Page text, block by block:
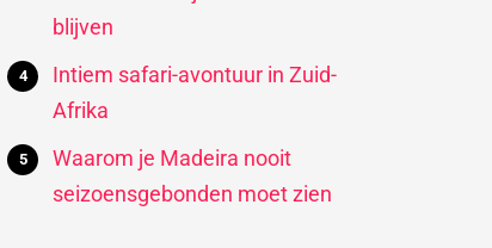
blijven
Intiem safari-avontuur in Zuid-
Afrika
Waarom je Madeira nooit
seizoensgebonden moet zien